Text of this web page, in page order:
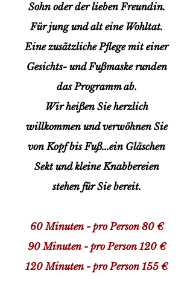
Sohn oder der lieben Freundin.
Für jung und alt eine Wohltat.
Eine zusätzliche Pflege mit einer
Gesichts- und Fußmaske runden
das Programm ab.
Wir heißen Sie herzlich
willkommen und verwöhnen Sie
von Kopf bis Fuß...ein Gläschen
Sekt und kleine Knabbereien
stehen für Sie bereit.
60 Minuten - pro Person 80 €
90 Minuten - pro Person 120 €
120 Minuten - pro Person 155 €